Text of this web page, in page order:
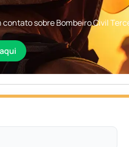
sobre Bombeiro Civil